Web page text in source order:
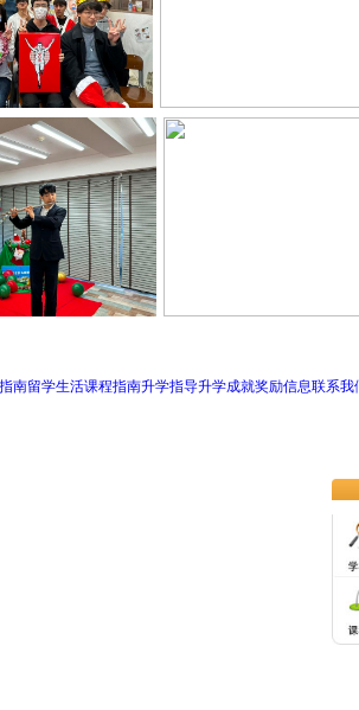
南留学生活课程指南升学指导升学成就奖励信息联系我